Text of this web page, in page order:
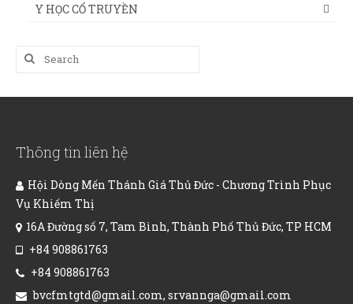
Y HỌC CỔ TRUYỀN
Search
for:
Thông tin liên hệ
Hội Dòng Mến Thánh Giá Thủ Đức - Chương Trình Phục
Vụ Khiếm Thị
16A Đường số 7, Tam Bình, Thành Phố Thủ Đức, TP HCM
+84 908861763
+84 908861763
bvcfmtgtd@gmail.com, srvannga@gmail.com